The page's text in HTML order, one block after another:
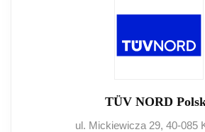
TÜV NORD
ul. Mickiewicza 29, 40-085